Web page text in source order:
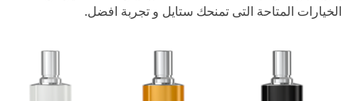
الخيارات المتاحة التى تمنحك ستايل و تجربة افضل.